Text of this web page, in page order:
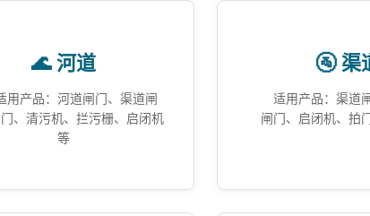
🌊 河道
用产品：河道闸门、渠道闸
、清污机、拦污栅、启闭机
等
🚰 渠
适用产品：渠道
闸门、启闭机、拍